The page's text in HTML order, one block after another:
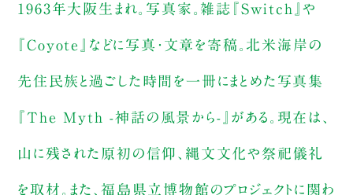
1963年大阪生まれ。写真家。雑誌『Switch』や
『Coyote』などに写真・文章を寄稿。北米海岸の
先住民族と過ごした時間を一冊にまとめた写真集
『The Myth -神話の風景から-』がある。現在は、
山に残された原初の信仰、縄文文化や祭祀儀礼
を取材。また、福島県立博物館のプロジェクトに関わ